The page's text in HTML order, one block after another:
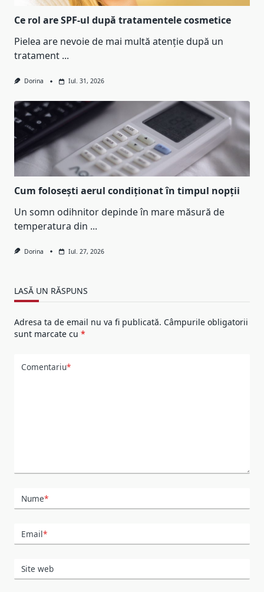
Ce rol are SPF-ul după tratamentele cosmetice
Pielea are nevoie de mai multă atenție după un
tratament ...
Dorina Iul. 31, 2026
Cum folosești aerul condiționat în timpul nopții
Un somn odihnitor depinde în mare măsură de
temperatura din ...
Dorina Iul. 27, 2026
LASĂ UN RĂSPUNS
Adresa ta de email nu va fi publicată. Câmpurile obligatorii
sunt marcate cu *
Comentariu*
Nume*
Email*
Site web